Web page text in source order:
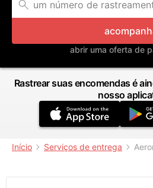
abrir uma oferta de
Rastrear suas encomendas é
nosso
Início Serviços de entrega